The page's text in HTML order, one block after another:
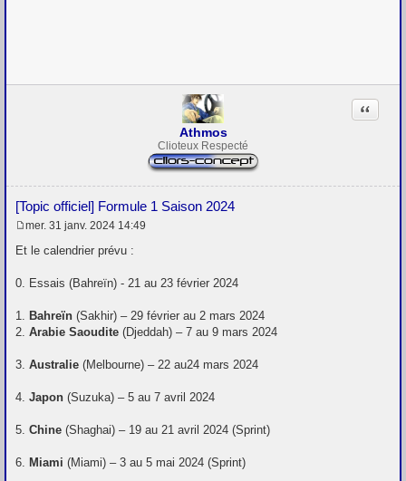
Athmos
Clioteux Respecté
[Topic officiel] Formule 1 Saison 2024
Citation
e
a
e
mer. 31 janv. 2024 14:49
Et le calendrier prévu :
0. Essais (Bahreïn) - 21 au 23 février 2024
1. Bahreïn (Sakhir) – 29 février au 2 mars 2024
2. Arabie Saoudite (Djeddah) – 7 au 9 mars 2024
3. Australie (Melbourne) – 22 au24 mars 2024
4. Japon (Suzuka) – 5 au 7 avril 2024
5. Chine (Shaghai) – 19 au 21 avril 2024 (Sprint)
6. Miami (Miami) – 3 au 5 mai 2024 (Sprint)